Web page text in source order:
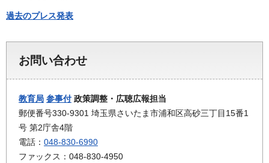
過去のプレス発表
お問い合わせ
教育局 参事付政策調整・広聴広報担当
郵便番号330-9301 埼玉県さいたま市浦和区高砂三丁目15番1
号 第2庁舎4階
電話： 048-830-6990
ファックス：048-830-4950